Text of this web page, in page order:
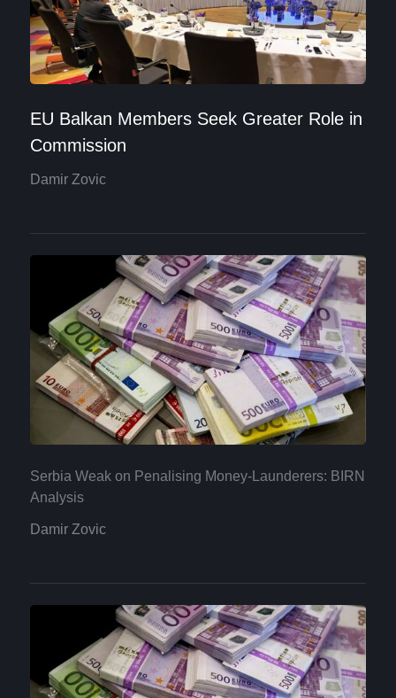
EU Balkan Members Seek Greater Role in
Commission
Damir Zovic
Serbia Weak on Penalising Money-Launderers: BIRN
Analysis
Damir Zovic